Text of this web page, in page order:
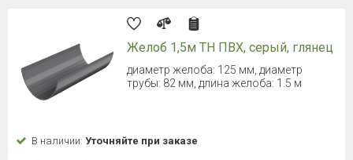
Желоб 1,5м ТН ПВХ, серый, глянец
диаметр желоба: 125 мм, диаметр
трубы: 82 мм, длина желоба: 1.5 м
В наличии: Уточняйте при заказе